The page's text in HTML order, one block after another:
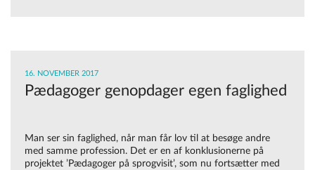
16. NOVEMBER 2017
Pædagoger genopdager egen faglighed
Man ser sin faglighed, når man får lov til at besøge andre
med samme profession. Det er en af konklusionerne på
projektet ’Pædagoger på sprogvisit’, som nu fortsætter med